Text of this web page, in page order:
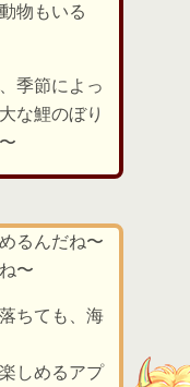
物もいる
季節によっ
な鯉のぼり
るんだね〜
〜
ちても、海
しめるアプ